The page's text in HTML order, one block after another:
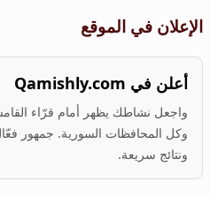
الإعلان في الموقع
أعلن في Qamishly.com
واجعل نشاطك يظهر أمام قرّاء
وكل المحافظات السورية. جمهور
ونتائج سريعة.